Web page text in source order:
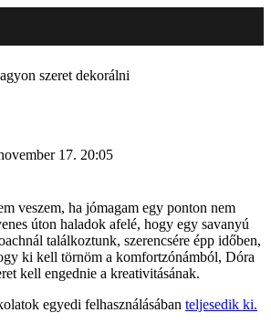
szeret dekorálni
17. 20:05
veszem, ha jómagam egy ponton nem
úton haladok afelé, hogy egy savanyú
találkoztunk, szerencsére épp időben,
ki kell törnöm a komfortzónámból, Dóra
kell engednie a kreativitásának.
egyedi felhasználásában teljesedik ki.